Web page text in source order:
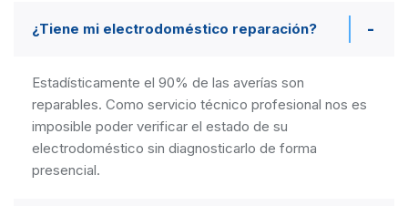
¿Tiene mi electrodoméstico reparación?
Estadísticamente el 90% de las averías son
reparables. Como servicio técnico profesional nos es
imposible poder verificar el estado de su
electrodoméstico sin diagnosticarlo de forma
presencial.